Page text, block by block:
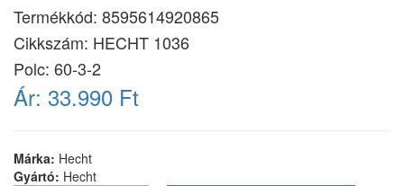
Termékkód: 8595614920865
Cikkszám: HECHT 1036
Polc: 60-3-2
Ár: 33.990 Ft
Márka: Hecht
Gyártó: Hecht